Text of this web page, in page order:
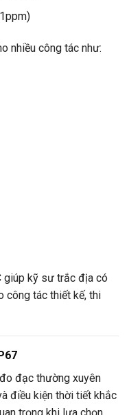
nhiều công tác như:
giúp kỹ sư trắc địa có
công tác thiết kế, thi
đạc thường xuyên
điều kiện thời tiết khắc